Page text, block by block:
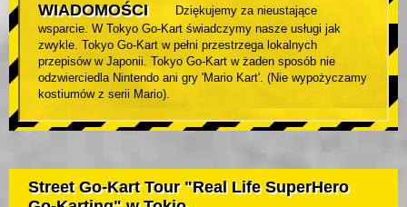
WIADOMOŚCI
Dziękujemy za nieustające
wsparcie. W Tokyo Go-Kart świadczymy nasze usługi jak
zwykle. Tokyo Go-Kart w pełni przestrzega lokalnych
przepisów w Japonii. Tokyo Go-Kart w żaden sposób nie
odzwierciedla Nintendo ani gry 'Mario Kart'. (Nie wypożyczamy
kostiumów z serii Mario).
Street Go-Kart Tour "Real Life SuperHero